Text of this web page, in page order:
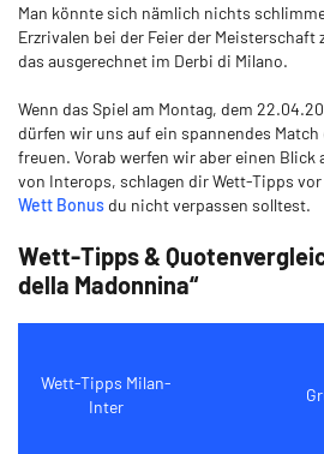
Man könnte sich nämlich nichts
Erzrivalen bei der Feier der Meisterschaft
das ausgerechnet im Derbi di Milano.
Wenn das Spiel am Montag, dem
dürfen wir uns auf ein spannendes Match
freuen. Vorab werfen wir aber einen Blick
von Interops, schlagen dir Wett-Tipps
Wett Bonus du nicht verpassen solltest.
Wett-Tipps &
della Madonnina“
Wett-Tipps Milan-
Inter